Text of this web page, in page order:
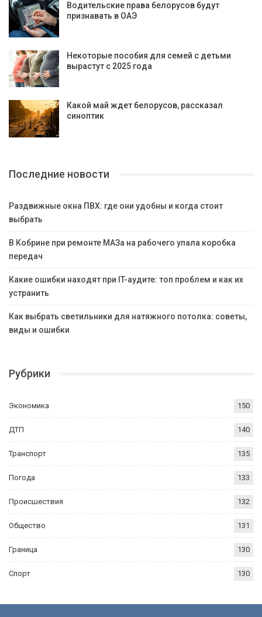
Водительские права белорусов будут
признавать в ОАЭ
Некоторые пособия для семей с детьми
вырастут с 2025 года
Какой май ждет белорусов, рассказал
синоптик
Последние новости
Раздвижные окна ПВХ: где они удобны и когда стоит
выбрать
В Кобрине при ремонте МАЗа на рабочего упала коробка
передач
Какие ошибки находят при IT-аудите: топ проблем и как их
устранить
Как выбрать светильники для натяжного потолка: советы,
виды и ошибки
Рубрики
Экономика 150
ДТП 140
Транспорт 135
Погода 133
Происшествия 132
Общество 131
Граница 130
Спорт 130